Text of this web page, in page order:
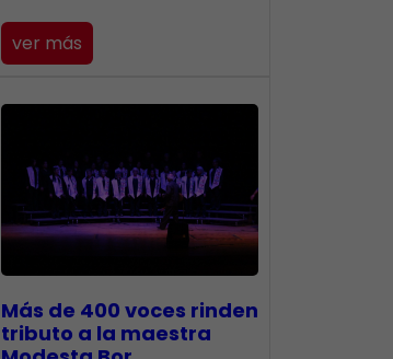
ver más
Más de 400 voces rinden
tributo a la maestra